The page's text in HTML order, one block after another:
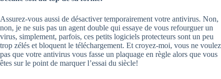
Assurez-vous aussi de désactiver temporairement votre antivirus. Non,
non, je ne suis pas un agent double qui essaye de vous refourguer un
virus, simplement, parfois, ces petits logiciels protecteurs sont un peu
trop zélés et bloquent le téléchargement. Et croyez-moi, vous ne voulez
pas que votre antivirus vous fasse un plaquage en règle alors que vous
êtes sur le point de marquer l’essai du siècle!